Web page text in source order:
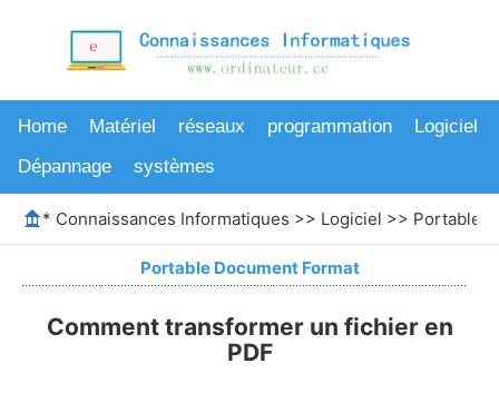
Home Matériel réseaux programmation
Logiciel
Dépannage
systèmes
* Connaissances Informatiques >> Logiciel >> Portable
Portable Document Format
Comment transformer un fichier en
PDF